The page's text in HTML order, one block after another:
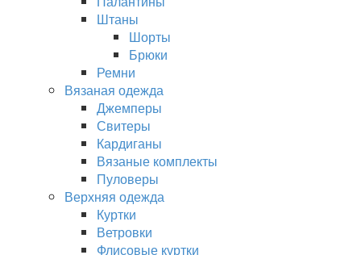
Штаны
Шорты
Брюки
Ремни
Вязаная одежда
Джемперы
Свитеры
Кардиганы
Вязаные комплекты
Пуловеры
Верхняя одежда
Куртки
Ветровки
Флисовые куртки